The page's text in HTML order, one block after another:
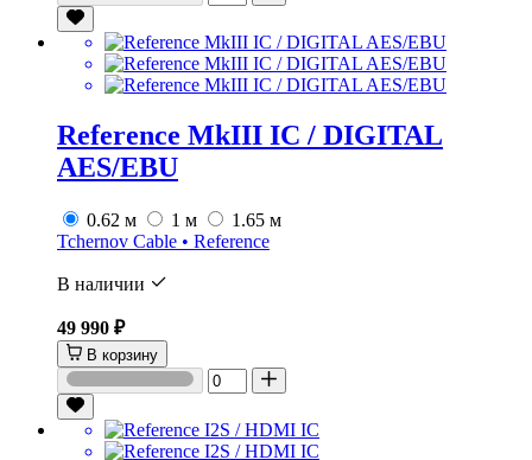
Reference MkIII IC / DIGITAL
AES/EBU
0.62 м 1 м
1.65 м
Tchernov Cable • Reference
В наличии
49 990 ₽
В корзину